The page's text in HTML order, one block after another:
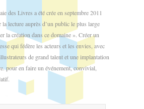
des Livres a été crée en septembre 2011
lecture auprès d’un public le plus large
la création dans ce domaine ». Créer un
qui fédère les acteurs et les envies, avec
de grand talent et une implantation
pour en faire un événement, convivial,